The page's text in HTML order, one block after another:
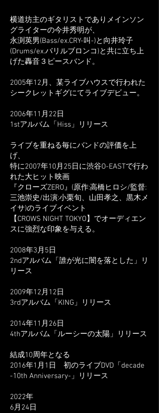
横道坊主のギタリストでありメインソン
グライターの今井秀明が、
永渕英男(Bass/ex.CRY-叫-)と向井玲子
(Drums/ex.バリルブロンコ)と共に立ち上
げた轟音３ピースバンド。
2005年12月、某ライブハウスで行われた
シークレットギグにてライブデビュー。
2006年11月22日
1stアルバム「Hiss」リリース
ライブを重ねる毎にバンドの評価を上
げ、
特に2007年10月25日に渋谷O-EASTで行わ
れた大ヒット映画
『クローズZERO』(原作:高橋ヒロシ/監督:
三池崇史/出演:小栗旬、山田孝之、黒木メ
イサ)のライブイベント
【CROWS NIGHT TOKYO】でオーディエン
スに強烈な印象を与える。
2008年3月5日
2ndアルバム「誰が光に闇を落とした」リ
リース
2009年12月12日
3rdアルバム「KING」リリース
2014年11月26日
4thアルバム「ルーシーの太陽」リリース
結成10周年となる
2016年1月1日 初のライブDVD「decade
-10th Anniversary-」リリース
2022年
6月24日